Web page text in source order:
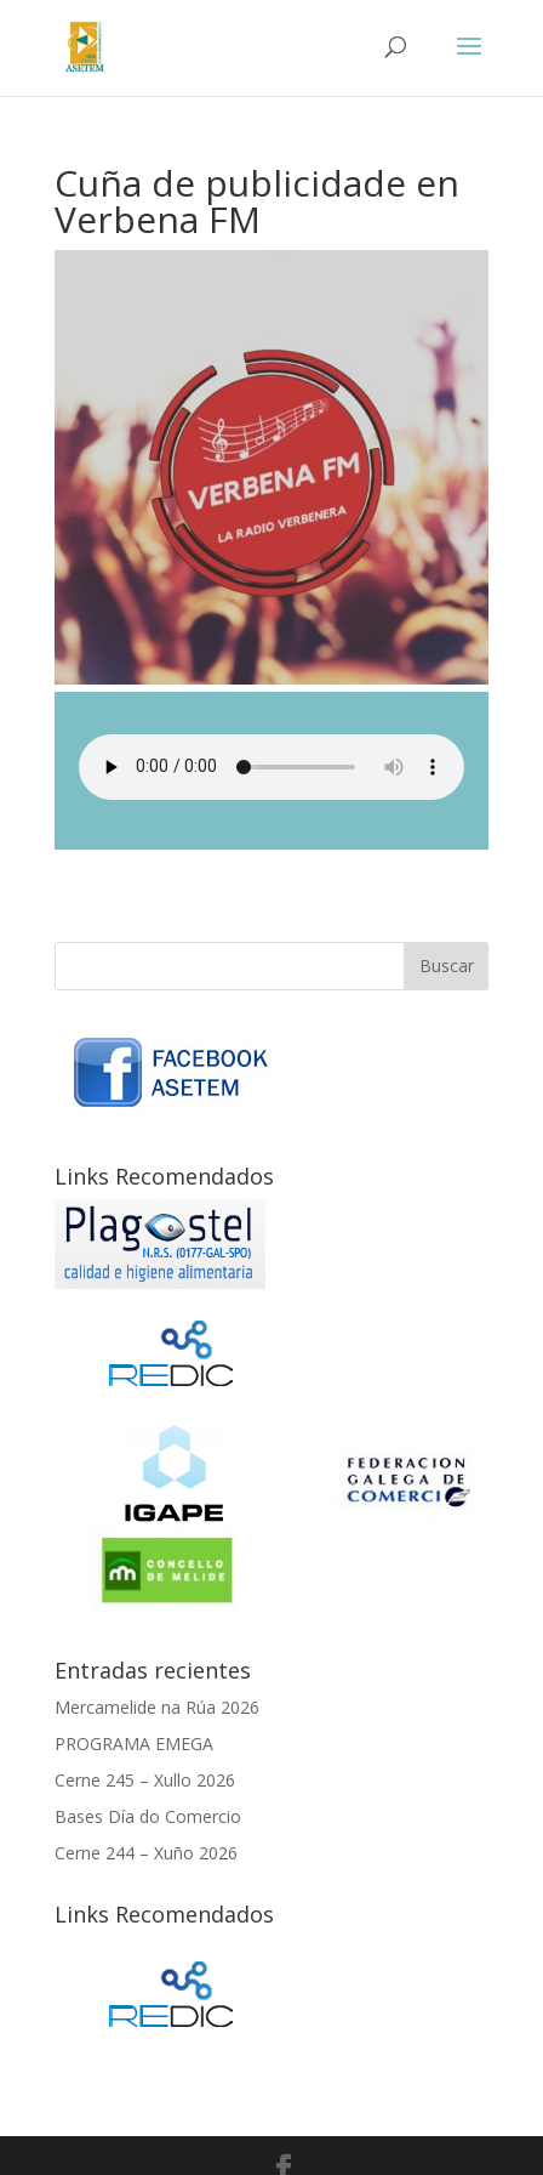
Cuña de publicidade en
Verbena FM
Links Recomendados
Entradas recientes
Mercamelide na Rúa 2026
PROGRAMA EMEGA
Cerne 245 – Xullo 2026
Bases Día do Comercio
Cerne 244 – Xuño 2026
Links Recomendados